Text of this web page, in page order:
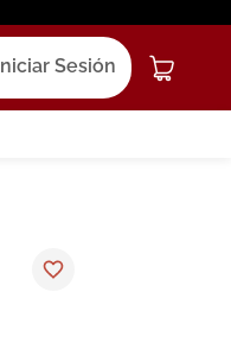
Iniciar Sesión